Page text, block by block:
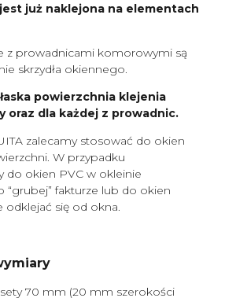
już naklejona na elementach
z prowadnicami komorowymi są
skrzydła okiennego.
powierzchnia klejenia
oraz dla każdej z prowadnic.
zalecamy stosować do okien
W przypadku
do okien PVC w okleinie
fakturze lub do okien
odklejać się od okna.
70 mm (20 mm szerokości